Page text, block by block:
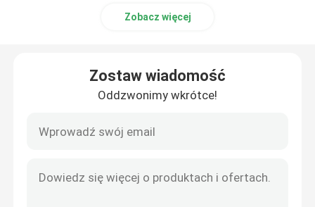
Drążek spustowy
Trójstopnik do strzelania
Stoisko do strzelania
Zobacz więcej
Zostaw wiadomość
Oddzwonimy wkrótce!